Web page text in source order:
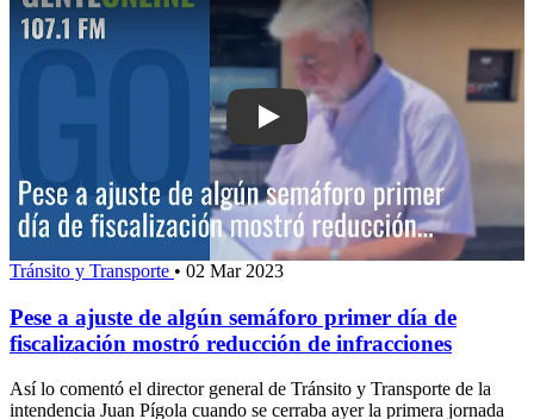
Play: Pese a ajuste de algún
Tránsito y Transporte • 02 Mar 2023
Pese a ajuste de algún semáforo primer día de
fiscalización mostró reducción de infracciones
Así lo comentó el director general de Tránsito y Transporte de la
intendencia Juan Pígola cuando se cerraba ayer la primera jornada